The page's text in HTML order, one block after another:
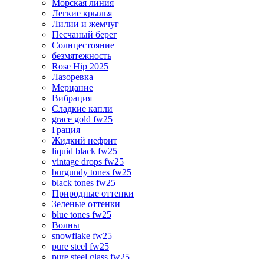
Морская линия
Легкие крылья
Лилии и жемчуг
Песчаный берег
Солнцестояние
безмятежность
Rose Hip 2025
Лазоревка
Мерцание
Вибрация
Сладкие капли
grace gold fw25
Грация
Жидкий нефрит
liquid black fw25
vintage drops fw25
burgundy tones fw25
black tones fw25
Природные оттенки
Зеленые оттенки
blue tones fw25
Волны
snowflake fw25
pure steel fw25
pure steel glass fw25